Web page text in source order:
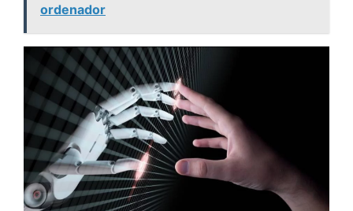
ordenador